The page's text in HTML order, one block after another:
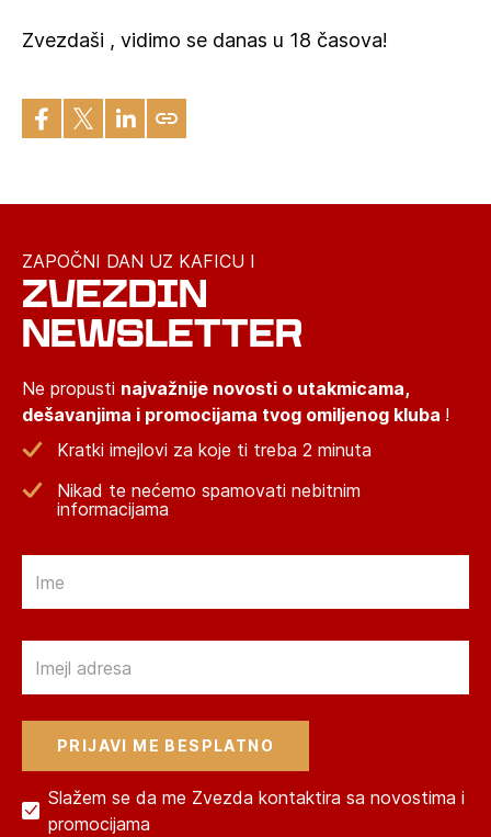
Zvezdaši , vidimo se danas u 18 časova!
ZAPOČNI DAN UZ KAFICU I
ZVEZDIN
NEWSLETTER
Ne propusti najvažnije novosti o utakmicama,
dešavanjima i promocijama tvog omiljenog kluba !
Kratki imejlovi za koje ti treba 2 minuta
Nikad te nećemo spamovati nebitnim
informacijama
Slažem se da me Zvezda kontaktira sa novostima i
promocijama